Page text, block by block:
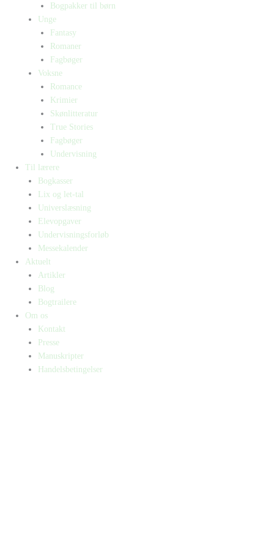
Bogpakker til børn
Unge
Fantasy
Romaner
Fagbøger
Voksne
Romance
Krimier
Skønlitteratur
True Stories
Fagbøger
Undervisning
Til lærere
Bogkasser
Lix og let-tal
Universlæsning
Elevopgaver
Undervisningsforløb
Messekalender
Aktuelt
Artikler
Blog
Bogtrailere
Om os
Kontakt
Presse
Manuskripter
Handelsbetingelser